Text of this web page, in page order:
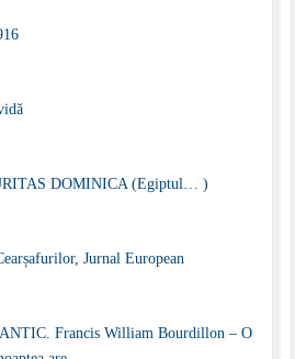
DOMINICA (Egiptul… )
Jurnal European
Francis William Bourdillon – O